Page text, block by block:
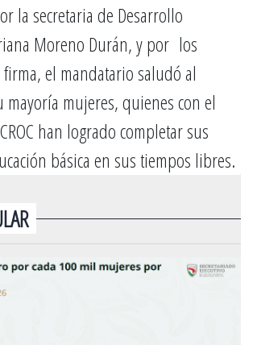
la secretaria de Desarrollo
Moreno Durán, y por los
el mandatario saludó al
mayoría mujeres, quienes con el
han logrado completar sus
básica en sus tiempos libres.